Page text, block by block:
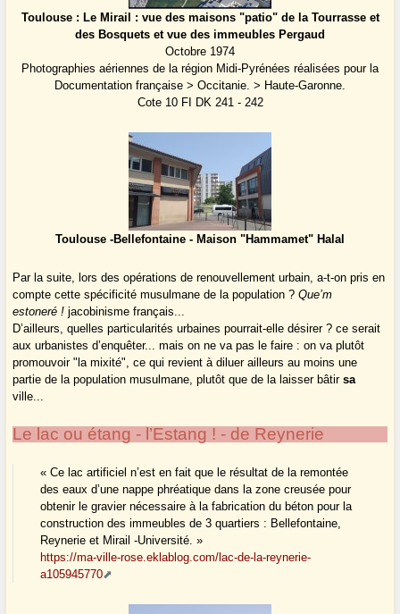
Toulouse : Le Mirail : vue des maisons "patio" de la Tourrasse et
des Bosquets et vue des immeubles Pergaud
Octobre 1974
Photographies aériennes de la région Midi-Pyrénées réalisées pour la
Documentation française > Occitanie. > Haute-Garonne.
Cote 10 FI DK 241 - 242
Toulouse -Bellefontaine - Maison "Hammamet" Halal
Par la suite, lors des opérations de renouvellement urbain, a-t-on pris en
compte cette spécificité musulmane de la population ?Que’m
estoneré ! jacobinisme français...
D’ailleurs, quelles particularités urbaines pourrait-elle désirer ? ce serait
aux urbanistes d’enquêter... mais on ne va pas le faire : on va plutôt
promouvoir "la mixité", ce qui revient à diluer ailleurs au moins une
partie de la population musulmane, plutôt que de la laisser bâtirsa
ville...
Le lac ou étang - l’Estang ! - de Reynerie
« Ce lac artificiel n’est en fait que le résultat de la remontée
des eaux d’une nappe phréatique dans la zone creusée pour
obtenir le gravier nécessaire à la fabrication du béton pour la
construction des immeubles de 3 quartiers : Bellefontaine,
Reynerie et Mirail -Université. »
https://ma-ville-rose.eklablog.com/lac-de-la-reynerie-
a105945770